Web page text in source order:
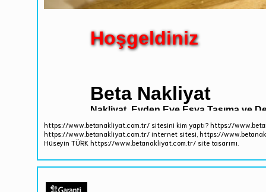
https://www.betanakliyat.com.tr/ sitesini kim yaptı? https://
https://www.betanakliyat.com.tr/ internet sitesi, https://
Hüseyin TÜRK https://www.betanakliyat.com.tr/ site tasarımı.